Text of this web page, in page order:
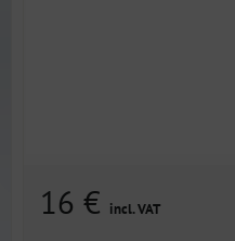
16 € incl. VAT